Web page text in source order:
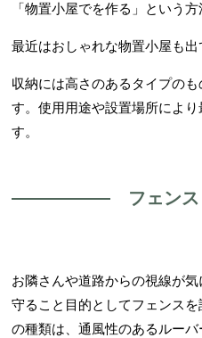
「物置小屋でを作る」という方
最近はおしゃれな物置小屋も出
収納には高さのあるタイプの
す。使用用途や設置場所によ
す。
フェン
お隣さんや道路からの視線が
守ること目的としてフェンス
の種類は、通風性のあるルー